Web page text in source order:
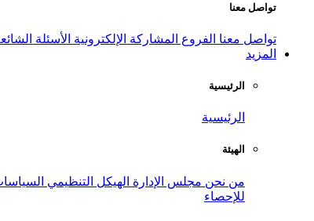
تواصل معنا
تواصل معنا الفروع المشاركة الإلكترونية الأسئلة
المزيد
الرئيسية
الرئيسية
الهيئة
من نحن مجلس الإدارة الهيكل التنظيمي
للإحصاء